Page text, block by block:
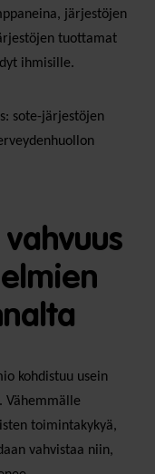
järjestöjen
tuottamat
ihmisille.
sote-järjestöjen
kohdistuu usein
Vähemmälle
toimintakykyä,
vahvistaa niin,